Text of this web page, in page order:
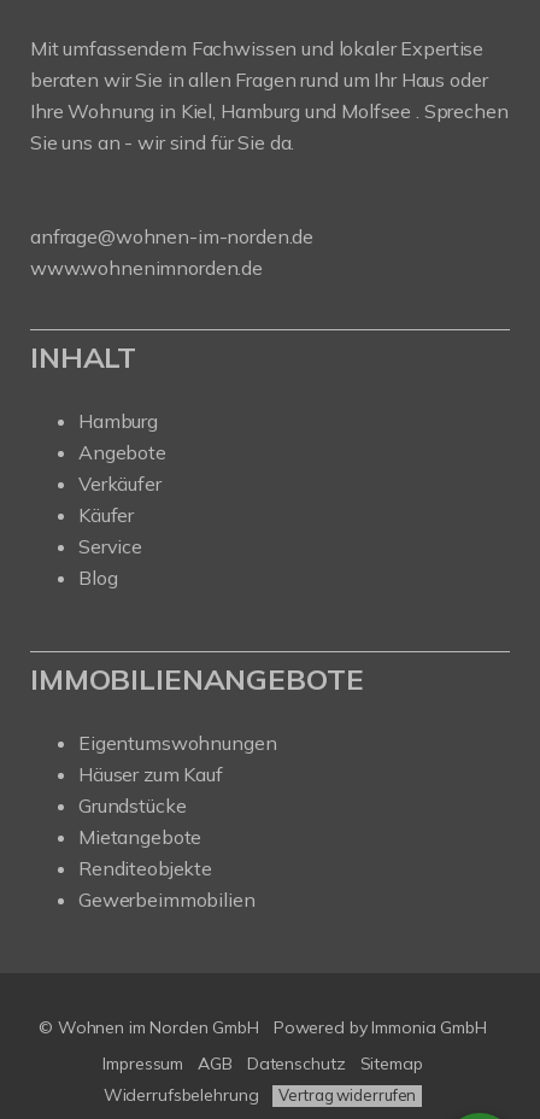
Mit umfassendem Fachwissen und lokaler Expertise
beraten wir Sie in allen Fragen rund um Ihr Haus oder
Ihre Wohnung in Kiel, Hamburg und Molfsee . Sprechen
Sie uns an - wir sind für Sie da.
anfrage@wohnen-im-norden.de
www.wohnenimnorden.de
INHALT
Hamburg
Angebote
Verkäufer
Käufer
Service
Blog
IMMOBILIENANGEBOTE
Eigentumswohnungen
Häuser zum Kauf
Grundstücke
Mietangebote
Renditeobjekte
Gewerbeimmobilien
© Wohnen im Norden GmbH Powered by Immonia GmbH
Impressum
AGB Datenschutz
Sitemap
Widerrufsbelehrung
Vertrag widerrufen